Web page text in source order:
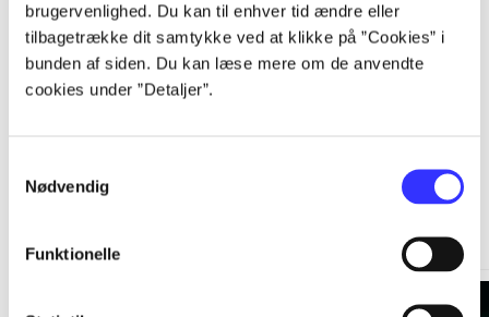
brugervenlighed. Du kan til enhver tid ændre eller
tilbagetrække dit samtykke ved at klikke på ”Cookies” i
bunden af siden. Du kan læse mere om de anvendte
cookies under ”Detaljer”.
Nødvendig
Funktionelle
...